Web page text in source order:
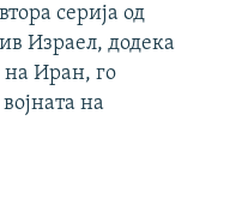
серија од
Израел, додека
на Иран, го
на